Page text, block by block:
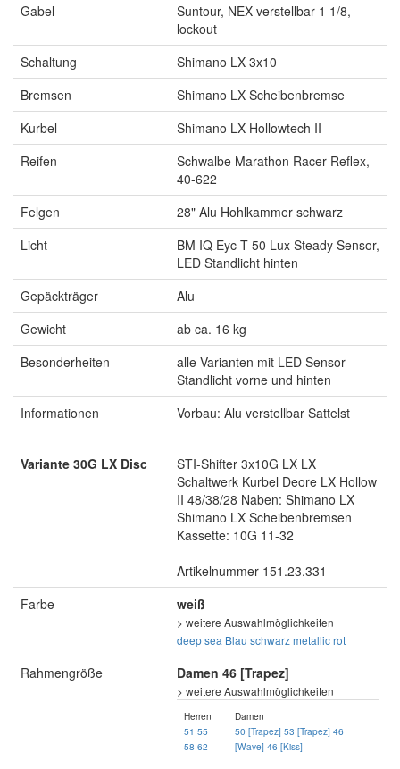
Gabel
Suntour, NEX verstellbar 1 1/8,
lockout
Schaltung
Shimano LX 3x10
Bremsen
Shimano LX Scheibenbremse
Kurbel
Shimano LX Hollowtech II
Reifen
Schwalbe Marathon Racer Reflex,
40-622
Felgen
28" Alu Hohlkammer schwarz
Licht
BM IQ Eyc-T 50 Lux Steady Sensor,
LED Standlicht hinten
Gepäckträger
Alu
Gewicht
ab ca. 16 kg
Besonderheiten
alle Varianten mit LED Sensor
Standlicht vorne und hinten
Informationen
Vorbau: Alu verstellbar Sattelst
Variante 30G LX Disc
STI-Shifter 3x10G LX LX
Schaltwerk Kurbel Deore LX Hollow
II 48/38/28 Naben: Shimano LX
Shimano LX Scheibenbremsen
Kassette: 10G 11-32
Artikelnummer 151.23.331
Farbe
weiß
> weitere Auswahlmöglichkeiten
deep sea Blau schwarzmetallic rot
Rahmengröße Damen 46 [Trapez]
> weitere Auswahlmöglichkeiten
Herren
51 55
58 62
Damen
50 [Trapez] 53 [Trapez] 46
[Wave] 46 [Kiss]